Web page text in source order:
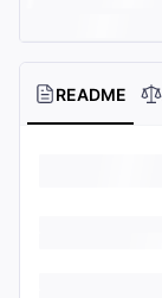
README